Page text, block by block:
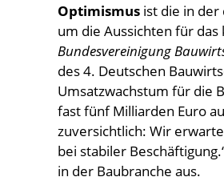
Optimismus ist die in
um die Aussichten für
Bundesvereinigung
des 4. Deutschen
Umsatzwachstum für die
fast fünf Milliarden Euro
zuversichtlich: Wir
bei stabiler
in der Baubranche aus.